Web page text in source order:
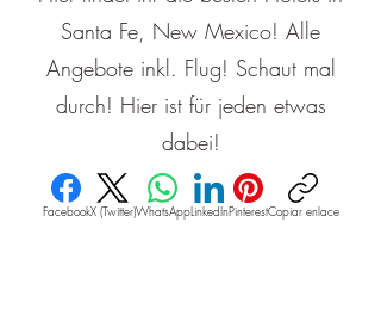
Santa Fe, New Mexico! Alle
Angebote inkl. Flug! Schaut mal
durch! Hier ist für jeden etwas
dabei!
FacebookX (Twitter)WhatsAppLinkedInPinterestCopiar enlace